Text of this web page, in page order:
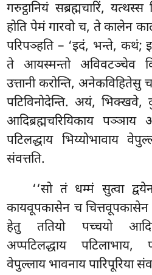
गरुट्ठानियं सब्रह्मचारिं, यत्थस्स
होति पेमं गारवोच, ते कालेन कालं
परिपञ्हति – ‘इदं, भन्ते, कथं;
ते आयस्मन्तो अविवटञ्चेव
उत्तानी करोन्ति, अनेकविहितेसु
पटिविनोदेन्ति. अयं, भिक्खवे,
आदिब्रह्मचरियिकाय पञ्ञाय
पटिलद्धाय भिय्योभावाय
संवत्तति.
‘‘सो तं धम्मं सुत्वा
कायवूपकासेन च
हेतु ततियो पच्चयो
अप्पटिलद्धाय पटिलाभाय,
वेपुल्लाय भावनाय पारिपूरिया